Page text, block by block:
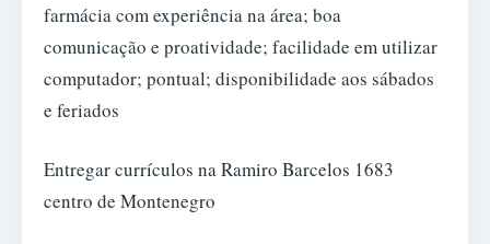
farmácia com experiência na área; boa
comunicação e proatividade; facilidade em utilizar
computador; pontual; disponibilidade aos sábados
e feriados
Entregar currículos na Ramiro Barcelos 1683
centro de Montenegro